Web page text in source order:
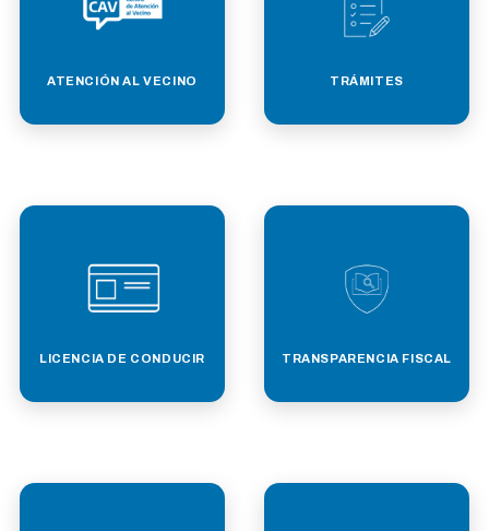
ATENCIÓN AL VECINO TRÁMITES
LICENCIA DE CONDUCIR TRANSPARENCIA FISCAL